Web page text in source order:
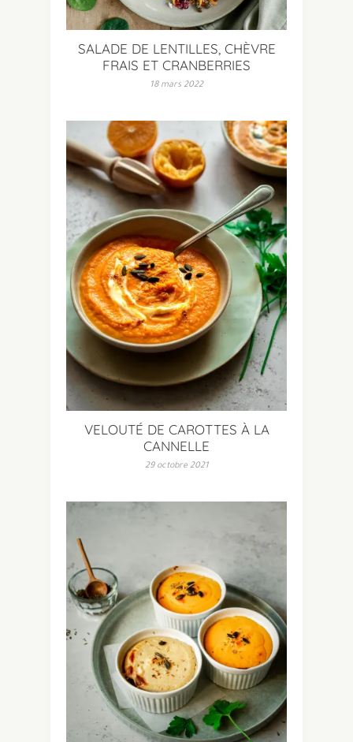
SALADE DE LENTILLES, CHÈVRE
FRAIS ET CRANBERRIES
18 mars 2022
VELOUTÉ DE CAROTTES À LA
CANNELLE
29 octobre 2021